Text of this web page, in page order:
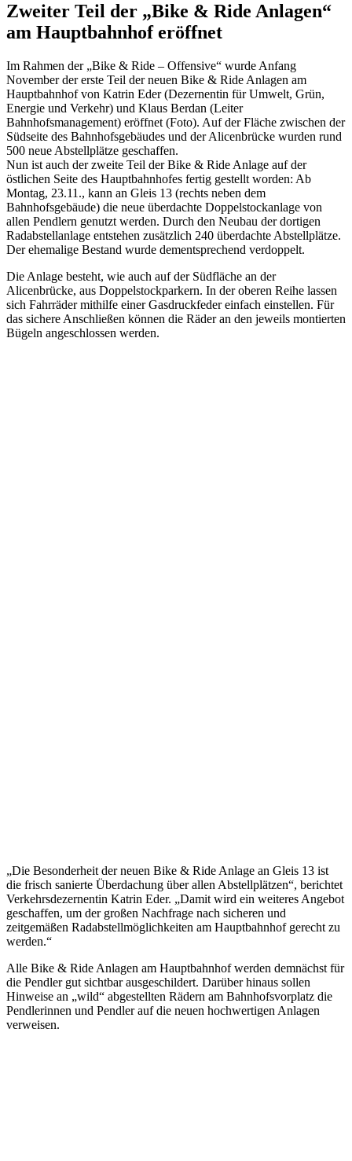
Zweiter Teil der „Bike & Ride Anlagen“
am Hauptbahnhof eröffnet
Im Rahmen der „Bike & Ride – Offensive“ wurde Anfang
November der erste Teil der neuen Bike & Ride Anlagen am
Hauptbahnhof von Katrin Eder (Dezernentin für Umwelt, Grün,
Energie und Verkehr) und Klaus Berdan (Leiter
Bahnhofsmanagement) eröffnet (Foto). Auf der Fläche zwischen der
Südseite des Bahnhofsgebäudes und der Alicenbrücke wurden rund
500 neue Abstellplätze geschaffen.
Nun ist auch der zweite Teil der Bike & Ride Anlage auf der
östlichen Seite des Hauptbahnhofes fertig gestellt worden: Ab
Montag, 23.11., kann an Gleis 13 (rechts neben dem
Bahnhofsgebäude) die neue überdachte Doppelstockanlage von
allen Pendlern genutzt werden. Durch den Neubau der dortigen
Radabstellanlage entstehen zusätzlich 240 überdachte Abstellplätze.
Der ehemalige Bestand wurde dementsprechend verdoppelt.
Die Anlage besteht, wie auch auf der Südfläche an der
Alicenbrücke, aus Doppelstockparkern. In der oberen Reihe lassen
sich Fahrräder mithilfe einer Gasdruckfeder einfach einstellen. Für
das sichere Anschließen können die Räder an den jeweils montierten
Bügeln angeschlossen werden.
„Die Besonderheit der neuen Bike & Ride Anlage an Gleis 13 ist
die frisch sanierte Überdachung über allen Abstellplätzen“, berichtet
Verkehrsdezernentin Katrin Eder. „Damit wird ein weiteres Angebot
geschaffen, um der großen Nachfrage nach sicheren und
zeitgemäßen Radabstellmöglichkeiten am Hauptbahnhof gerecht zu
werden.“
Alle Bike & Ride Anlagen am Hauptbahnhof werden demnächst für
die Pendler gut sichtbar ausgeschildert. Darüber hinaus sollen
Hinweise an „wild“ abgestellten Rädern am Bahnhofsvorplatz die
Pendlerinnen und Pendler auf die neuen hochwertigen Anlagen
verweisen.